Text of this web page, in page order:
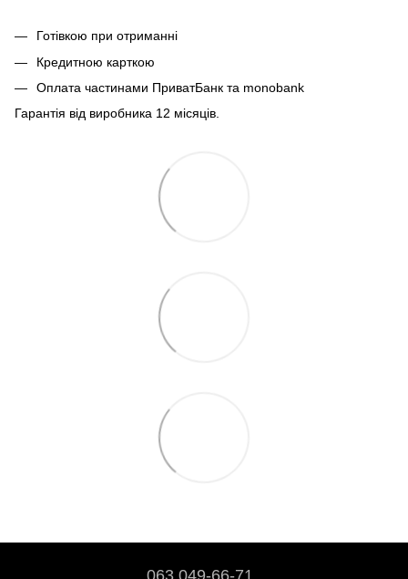
Готівкою при отриманні
Кредитною карткою
Оплата частинами ПриватБанк та monobank
Гарантія від виробника 12 місяців.
063 049-66-71